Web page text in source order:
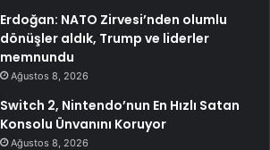
Erdoğan: NATO Zirvesi’nden olumlu
dönüşler aldık, Trump ve liderler
memnundu
Ağustos 8, 2026
Switch 2, Nintendo’nun En Hızlı Satan
Konsolu Ünvanını Koruyor
Ağustos 8, 2026